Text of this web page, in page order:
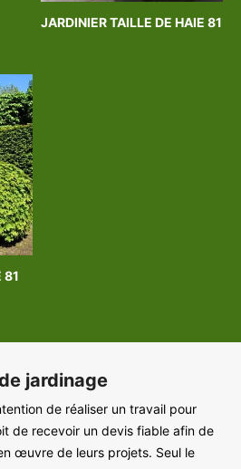
JARDINIER TAILLE DE HAIE 81
81
jardinage
de réaliser un travail pour
de recevoir un devis fiable afin de
œuvre de leurs projets. Seul le